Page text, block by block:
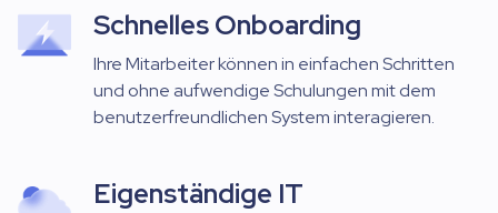
Schnelles Onboarding
Ihre Mitarbeiter können in einfachen Schritten
und ohne aufwendige Schulungen mit dem
benutzerfreundlichen System interagieren.
Eigenständige IT